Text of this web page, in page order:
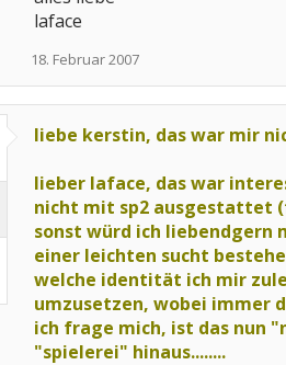
laface
18. Februar 2007
liebe kerstin, das war mir
lieber laface, das war
nicht mit sp2 ausgestattet
sonst würd ich liebendgern
einer leichten sucht
welche identität ich mir
umzusetzen, wobei immer
ich frage mich, ist das nun
"spielerei" hinaus........